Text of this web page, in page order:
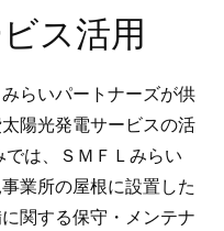
ス活用
らいパートナーズが供
陽光発電サービスの活
は、ＳＭＦＬみらい
業所の屋根に設置した
関する保守・メンテナ